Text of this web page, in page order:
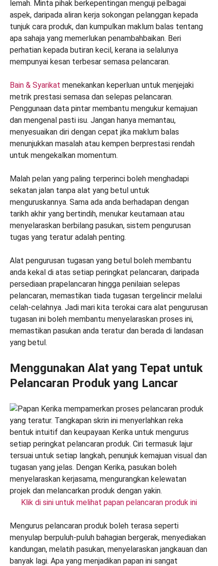
lemah. Minta pihak berkepentingan menguji pelbagai
aspek, daripada aliran kerja sokongan pelanggan kepada
tunjuk cara produk, dan kumpulkan maklum balas tentang
apa sahaja yang memerlukan penambahbaikan. Beri
perhatian kepada butiran kecil, kerana ia selalunya
mempunyai kesan terbesar semasa pelancaran.
Bain & Syarikat menekankan keperluan untuk menjejaki
metrik prestasi semasa dan selepas pelancaran.
Penggunaan data pintar membantu mengukur kemajuan
dan mengenal pasti isu. Jangan hanya memantau,
menyesuaikan diri dengan cepat jika maklum balas
menunjukkan masalah atau kempen berprestasi rendah
untuk mengekalkan momentum.
Malah pelan yang paling terperinci boleh menghadapi
sekatan jalan tanpa alat yang betul untuk
menguruskannya. Sama ada anda berhadapan dengan
tarikh akhir yang bertindih, menukar keutamaan atau
menyelaraskan berbilang pasukan, sistem pengurusan
tugas yang teratur adalah penting.
Alat pengurusan tugasan yang betul boleh membantu
anda kekal di atas setiap peringkat pelancaran, daripada
persediaan prapelancaran hingga penilaian selepas
pelancaran, memastikan tiada tugasan tergelincir melalui
celah-celahnya. Jadi mari kita terokai cara alat pengurusan
tugasan ini boleh membantu menyelaraskan proses ini,
memastikan pasukan anda teratur dan berada di landasan
yang betul.
Menggunakan Alat yang Tepat untuk
Pelancaran Produk yang Lancar
Klik di sini untuk melihat papan pelancaran produk ini
Mengurus pelancaran produk boleh terasa seperti
menyulap berpuluh-puluh bahagian bergerak, menyediakan
kandungan, melatih pasukan, menyelaraskan jangkauan dan
banyak lagi. Apa yang menjadikan papan ini sangat